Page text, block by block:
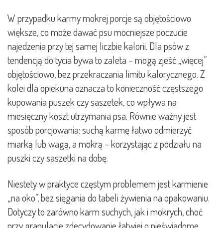
W przypadku karmy mokrej porcje są objętościowo
większe, co może dawać psu mocniejsze poczucie
najedzenia przy tej samej liczbie kalorii. Dla psów z
tendencją do tycia bywa to zaleta – mogą zjeść „więcej”
objętościowo, bez przekraczania limitu kalorycznego. Z
kolei dla opiekuna oznacza to konieczność częstszego
kupowania puszek czy saszetek, co wpływa na
miesięczny koszt utrzymania psa. Równie ważny jest
sposób porcjowania: suchą karmę łatwo odmierzyć
miarką lub wagą, a mokrą – korzystając z podziału na
puszki czy saszetki na dobę.
Niestety w praktyce częstym problemem jest karmienie
„na oko”, bez sięgania do tabeli żywienia na opakowaniu.
Dotyczy to zarówno karm suchych, jak i mokrych, choć
przy granulacie zdecydowanie łatwiej o nieświadome